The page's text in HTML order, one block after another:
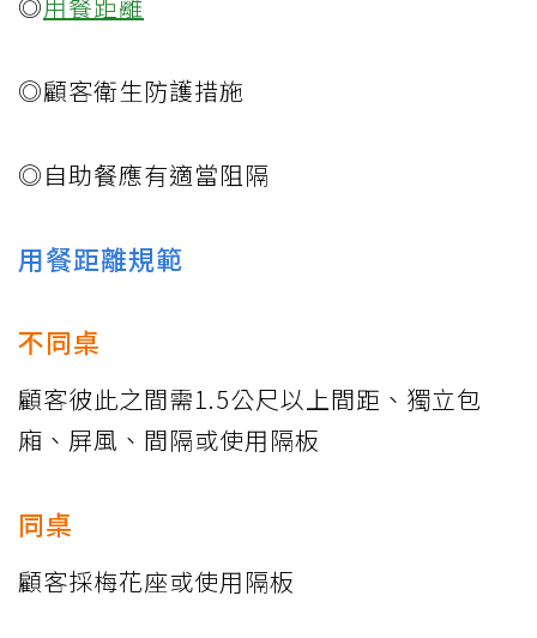
◎顧客衛生防護措施
◎自助餐應有適當阻隔
用餐距離規範
不同桌
顧客彼此之間需1.5公尺以上間距、獨立包
廂、屏風、間隔或使用隔板
同桌
顧客採梅花座或使用隔板